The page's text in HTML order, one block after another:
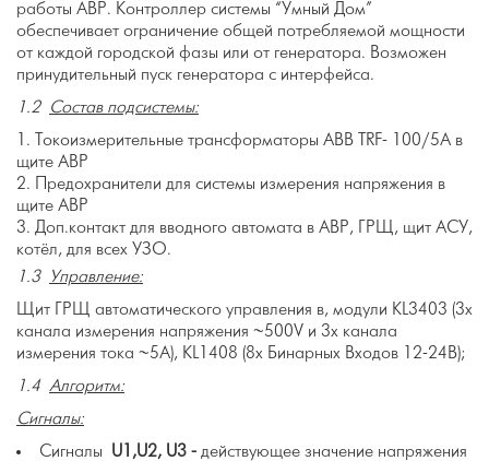
работы АВР. Контроллер системы “Умный Дом”
обеспечивает ограничение общей потребляемой мощности
от каждой городской фазы или от генератора. Возможен
принудительный пуск генератора с интерфейса.
1.2 Состав подсистемы:
Токоизмерительные трансформаторы ABB TRF- 100/5A в
щите АВР
Предохранители для системы измерения напряжения в
щите АВР
Доп.контакт для вводного автомата в АВР, ГРЩ, щит АСУ,
котёл, для всех УЗО.
1.3
Управление:
Щит ГРЩ автоматического управления в, модули KL3403 (3х
канала измерения напряжения ~500V и 3х канала
измерения тока ~5А), KL1408 (8х Бинарных Входов 12-24В);
1.4 Алгоритм:
Сигналы:
Сигналы U 1,U2, U3 - действующее значение напряжения